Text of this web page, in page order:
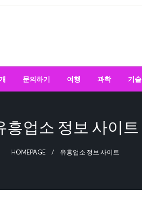
문의하기 여행 과학 기술
흥업소 정보 사이트
HOMEPAGE 유흥업소 정보 사이트